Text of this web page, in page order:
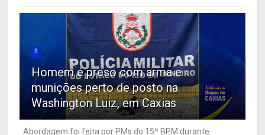
3
Homem é preso com arma e
munições perto de posto na
Washington Luiz, em Caxias
Abordagem foi feita por PMs do 15º BPM durante